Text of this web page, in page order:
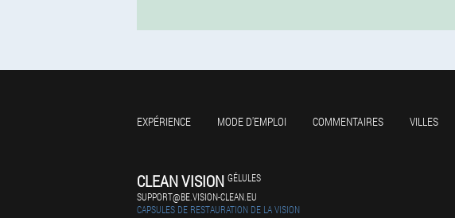
EXPÉRIENCE MODE D'EMPLOI COMMENTAIRES VILLES
CLEAN VISION GÉLULES
SUPPORT@BE.VISION-CLEAN.EU
CAPSULES DE RESTAURATION DE LA VISION